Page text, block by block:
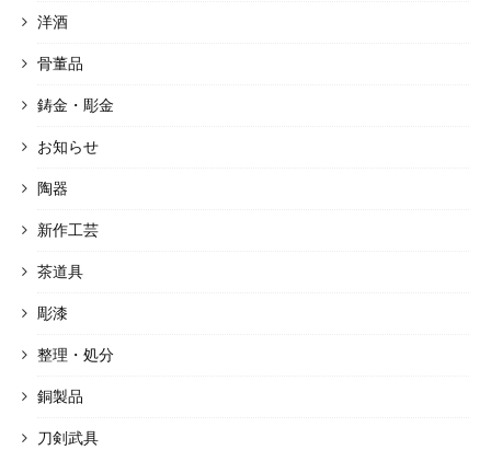
洋酒
骨董品
鋳金・彫金
お知らせ
陶器
新作工芸
茶道具
彫漆
整理・処分
銅製品
刀剣武具